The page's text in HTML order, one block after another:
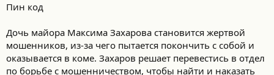
Пин код
Дочь майора Максима Захарова становится жертвой
мошенников, из-за чего пытается покончить с собой и
оказывается в коме. Захаров решает перевестись в отдел
по борьбе с мошенничеством, чтобы найти и наказать